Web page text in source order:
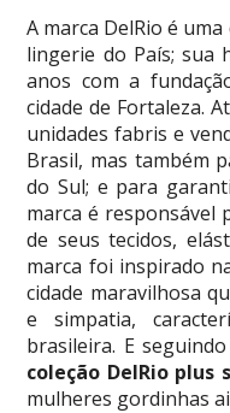
A marca DelRio é
lingerie do País; sua
anos com a
cidade de Fortaleza.
unidades fabris e
Brasil, mas também
do Sul; e para
marca é responsável
de seus tecidos,
marca foi inspirado
cidade maravilhosa
e simpatia,
brasileira. E
coleção DelRio plus
mulheres gordinhas